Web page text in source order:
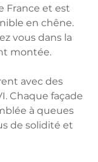
France et est
en chêne.
vous dans la
montée.
avec des
Chaque façade
à queues
de solidité et